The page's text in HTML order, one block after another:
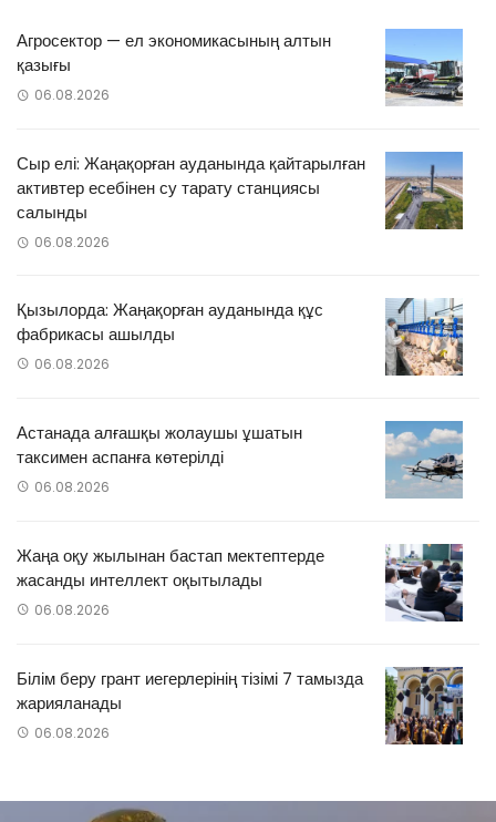
Агросектор — ел экономикасының алтын
қазығы
06.08.2026
Сыр елі: Жаңақорған ауданында қайтарылған
активтер есебінен су тарату станциясы
салынды
06.08.2026
Қызылорда: Жаңақорған ауданында құс
фабрикасы ашылды
06.08.2026
Астанада алғашқы жолаушы ұшатын
таксимен аспанға көтерілді
06.08.2026
Жаңа оқу жылынан бастап мектептерде
жасанды интеллект оқытылады
06.08.2026
Білім беру грант иегерлерінің тізімі 7 тамызда
жарияланады
06.08.2026